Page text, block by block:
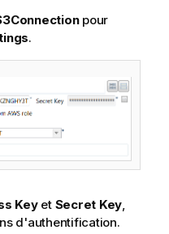
pour
.
Keyet Secret Key,
d'authentification.